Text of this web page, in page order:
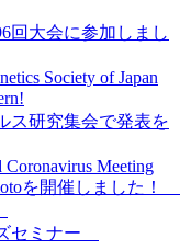
回大会に参加しまし
Society of Japan
ス研究集会で発表を
Coronavirus Meeting
を開催しました！
セミナー